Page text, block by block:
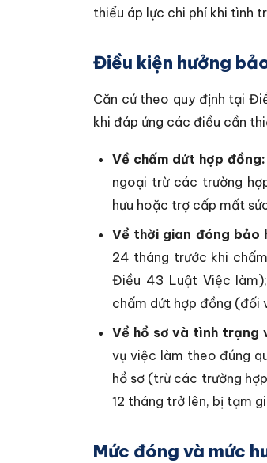
thiểu áp lực chi phí khi tình
Điều kiện hưởng
Căn cứ theo quy định tại
khi đáp ứng các điều cần
Về chấm dứt hợp đồng:
ngoại trừ các trường
hưu hoặc trợ cấp mất
Về thời gian đóng bảo
24 tháng trước khi
Điều 43 Luật Việc
chấm dứt hợp đồng (đối
Về hồ sơ và tình trạng
vụ việc làm theo đúng
hồ sơ (trừ các trường
12 tháng trở lên, bị tạm
Mức đóng và mức